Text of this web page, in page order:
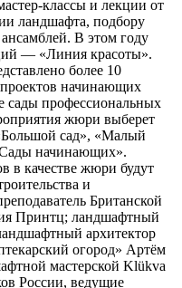
классы и лекции от
ландшафта, подбору
В этом году
— «Линия красоты».
более 10
проектов начинающих
сады профессиональных
жюри выберет
сад», «Малый
начинающих».
в качестве жюри будут
и
Британской
Принтц; ландшафтный
архитектор
огород» Артём
мастерской Klükva
России, ведущие